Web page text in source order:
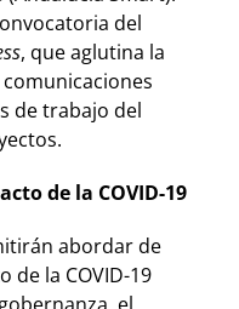
del
, que aglutina la
de trabajo del
de la COVID-19
abordar de
de la COVID-19